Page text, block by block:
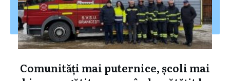
Comunități mai puternice, școli mai